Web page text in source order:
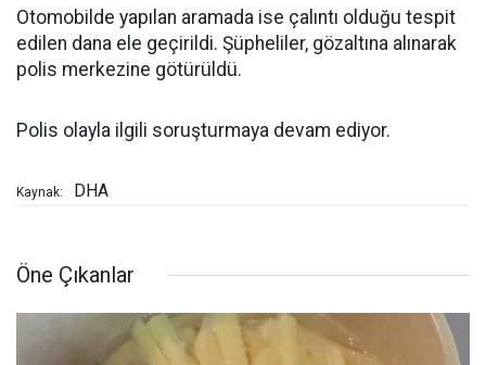
Otomobilde yapılan aramada ise çalıntı olduğu tespit
edilen dana ele geçirildi. Şüpheliler, gözaltına alınarak
polis merkezine götürüldü.
Polis olayla ilgili soruşturmaya devam ediyor.
Kaynak: DHA
Öne Çıkanlar